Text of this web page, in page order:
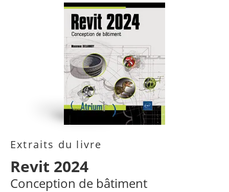
Extraits du livre
Revit 2024
Conception de bâtiment